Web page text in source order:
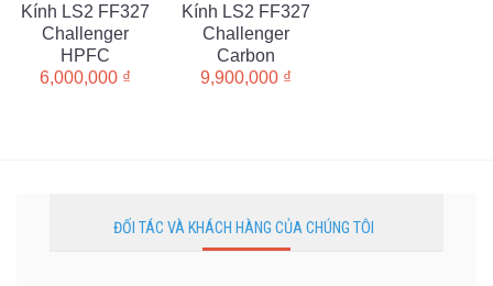
Kính LS2 FF327
Challenger
HPFC
6,000,000 ₫
Kính LS2 FF327
Challenger
Carbon
9,900,000 ₫
ĐỐI TÁC VÀ KHÁCH HÀNG CỦA CHÚNG TÔI